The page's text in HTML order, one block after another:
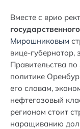
Вместе с врио
Мирошниковым
вице-губернатор,
Правительства
политике
его словам,
нефтегазовый
регионом стоит
наращиванию